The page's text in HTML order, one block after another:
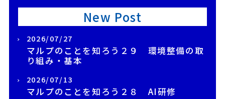
New Post
2026/07/27
マルプのことを知ろう２９ 環境整備の取
り組み・基本
2026/07/13
マルプのことを知ろう２８ AI研修